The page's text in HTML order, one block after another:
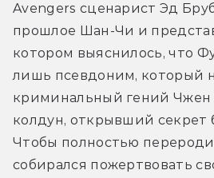
Avengers сценарист Эд
прошлое Шан-Чи и
котором выяснилось, что
лишь псевдоним, который
криминальный гений Чжен
колдун, открывший секрет
Чтобы полностью
собирался пожертвовать